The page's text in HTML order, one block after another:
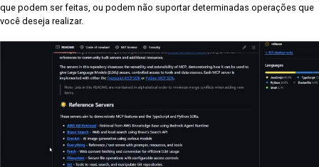
que podem ser feitas, ou podem não suportar determinadas operações que
você deseja realizar.